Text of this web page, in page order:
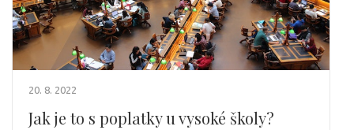
20. 8. 2022
Jak je to s poplatky u vysoké školy?